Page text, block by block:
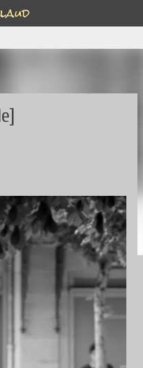
principal